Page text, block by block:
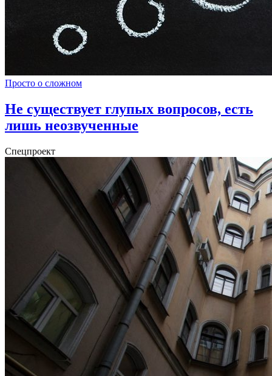
Просто о сложном
Не существует глупых вопросов, есть
лишь неозвученные
Спецпроект